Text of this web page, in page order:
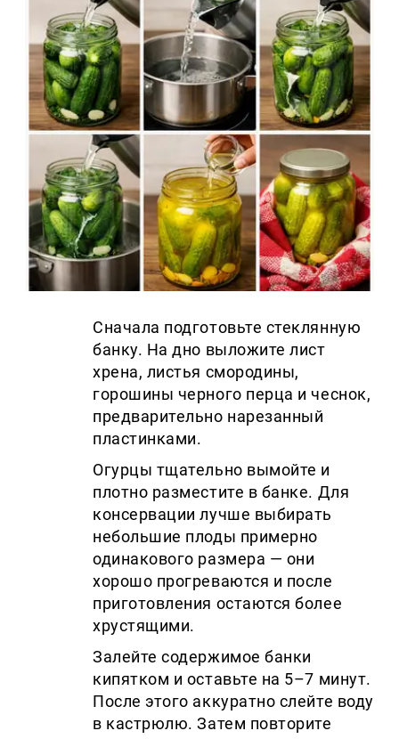
Сначала подготовьте стеклянную
банку. На дно выложите лист
хрена, листья смородины,
горошины черного перца и чеснок,
предварительно нарезанный
пластинками.
Огурцы тщательно вымойте и
плотно разместите в банке. Для
консервации лучше выбирать
небольшие плоды примерно
одинакового размера — они
хорошо прогреваются и после
приготовления остаются более
хрустящими.
Залейте содержимое банки
кипятком и оставьте на 5–7 минут.
После этого аккуратно слейте воду
в кастрюлю. Затем повторите